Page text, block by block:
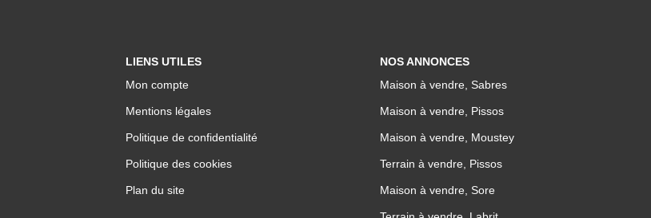
LIENS UTILES
Mon compte
Mentions légales
Politique de confidentialité
Politique des cookies
Plan du site
NOS ANNONCES
Maison à vendre, Sabres
Maison à vendre, Pissos
Maison à vendre, Moustey
Terrain à vendre, Pissos
Maison à vendre, Sore